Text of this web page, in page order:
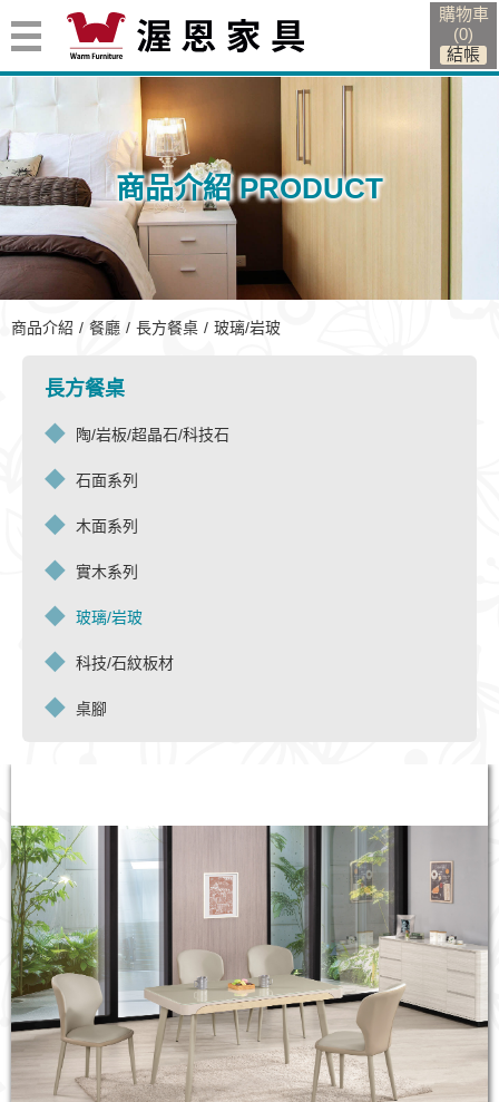
購物車
(0)
玻璃/岩玻
商品介紹 PRODUCT
商品介紹 餐廳 長方餐桌 玻璃/岩玻
長方餐桌
陶/岩板/超晶石/科技石
石面系列
木面系列
實木系列
玻璃/岩玻
科技/石紋板材
桌腳